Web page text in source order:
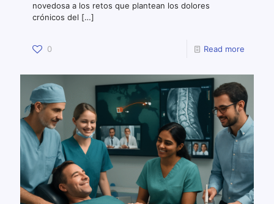
novedosa a los retos que plantean los dolores
crónicos del […]
0 Read more